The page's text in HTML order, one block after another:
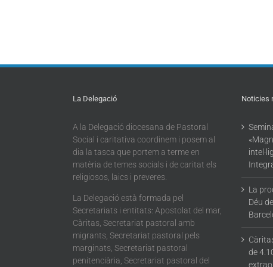
La Delegació
A la Delegació diocesana de Pastoral
Social i caritativa coordinem i posem al
dia la tasca que portem a terme en
matèria de temes socials i de caritat els
religiosos, laics i preveres.
La Delegació està formada pel
Secretariats i entitats: Apostolat del mar,
Càritas, Secretariat pastoral amb
migrants, Secretariat pastoral pels
marginats, Secretariat pastoral
penitenciària, Secretariat pastoral del
Noticies
La
Déu
de